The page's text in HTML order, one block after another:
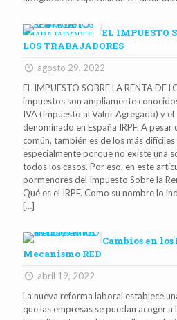
EL IMPUESTO
LOS TRABAJADORES
agosto 29, 2022
EL IMPUESTO SOBRE LA RENTA DE
impuestos son ampliamente
IVA (Impuesto al Valor Agregado) y
denominado en España IRPF. A
común, también es de los más difíciles
especialmente porque no existe una
todos los casos. Por eso, en este
pormenores del Impuesto Sobre la
Qué es el IRPF. Como su nombre lo
[…]
Cambios en los
Mecanismo RED
abril 19, 2022
La nueva reforma laboral establece
que las empresas se puedan acoger a